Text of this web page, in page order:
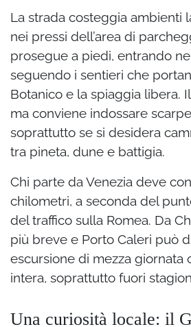
La strada costeggia ambienti
nei pressi dell’area di
prosegue a piedi, entrando
seguendo i sentieri che
Botanico e la spiaggia libera.
ma conviene indossare
soprattutto se si desidera
tra pineta, dune e battigia.
Chi parte da Venezia deve
chilometri, a seconda del
del traffico sulla Romea. Da
più breve e Porto Caleri può
escursione di mezza giornata
intera, soprattutto fuori
Una curiosità locale: il